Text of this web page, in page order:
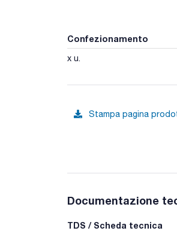
Confezionamento
x u.
Stampa pagina
Documentazione
TDS / Scheda tecnica